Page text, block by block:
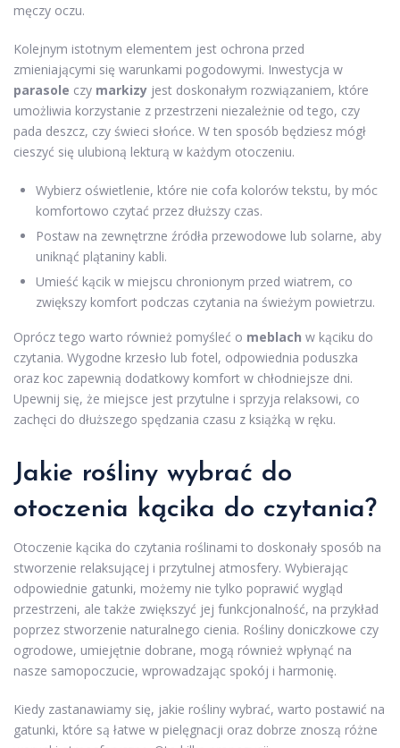
męczy oczu.
Kolejnym istotnym elementem jest ochrona przed
zmieniającymi się warunkami pogodowymi. Inwestycja w
parasole czy markizy jest doskonałym rozwiązaniem, które
umożliwia korzystanie z przestrzeni niezależnie od tego, czy
pada deszcz, czy świeci słońce. W ten sposób będziesz mógł
cieszyć się ulubioną lekturą w każdym otoczeniu.
Wybierz oświetlenie, które nie cofa kolorów tekstu, by móc
komfortowo czytać przez dłuższy czas.
Postaw na zewnętrzne źródła przewodowe lub solarne, aby
uniknąć plątaniny kabli.
Umieść kącik w miejscu chronionym przed wiatrem, co
zwiększy komfort podczas czytania na świeżym powietrzu.
Oprócz tego warto również pomyśleć o meblach w kąciku do
czytania. Wygodne krzesło lub fotel, odpowiednia poduszka
oraz koc zapewnią dodatkowy komfort w chłodniejsze dni.
Upewnij się, że miejsce jest przytulne i sprzyja relaksowi, co
zachęci do dłuższego spędzania czasu z książką w ręku.
Jakie rośliny wybrać do
otoczenia kącika do czytania?
Otoczenie kącika do czytania roślinami to doskonały sposób na
stworzenie relaksującej i przytulnej atmosfery. Wybierając
odpowiednie gatunki, możemy nie tylko poprawić wygląd
przestrzeni, ale także zwiększyć jej funkcjonalność, na przykład
poprzez stworzenie naturalnego cienia. Rośliny doniczkowe czy
ogrodowe, umiejętnie dobrane, mogą również wpłynąć na
nasze samopoczucie, wprowadzając spokój i harmonię.
Kiedy zastanawiamy się, jakie rośliny wybrać, warto postawić na
gatunki, które są łatwe w pielęgnacji oraz dobrze znoszą różne